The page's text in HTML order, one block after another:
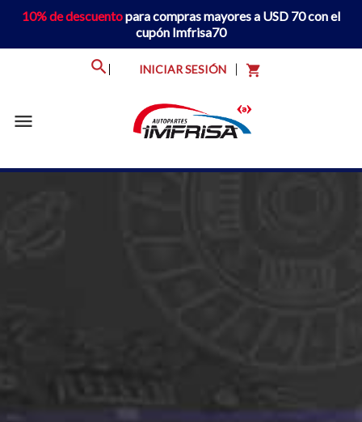
10% de descuentopara compras mayores a USD 70 con el
cupón Imfrisa70
INICIAR SESIÓN shopping_cart
menu